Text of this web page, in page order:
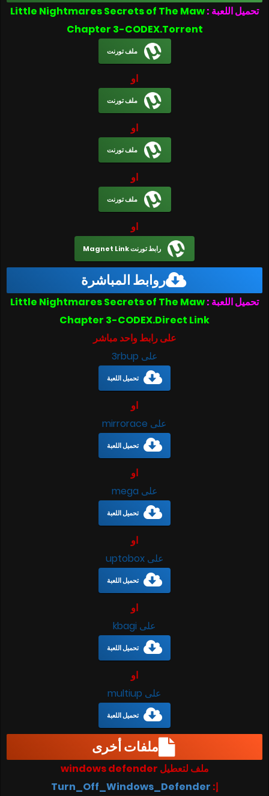
تحميل اللعبة :Little Nightmares Secrets of The Maw
Chapter 3-CODEX.Torrent
ملف تورنت
او
ملف تورنت
او
ملف تورنت
او
ملف تورنت
او
رابط تورنت Magnet Link
روابط المباشرة
تحميل اللعبة :Little Nightmares Secrets of The Maw
Chapter 3-CODEX.Direct Link
على رابط واحد مباشر
على 3rbup
تحميل اللعبة
او
على mirrorace
تحميل اللعبة
او
على mega
تحميل اللعبة
او
على uptobox
تحميل اللعبة
او
على kbagi
تحميل اللعبة
او
على multiup
تحميل اللعبة
ملفات أخرى
ملف لتعطيل windows defender
إ: Turn_Off_Windows_Defender